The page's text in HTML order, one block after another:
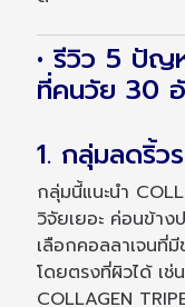
• รีวิว 5 ปัญ
ที่คนวัย 30
1. กลุ่มลดริ้ว
กลุ่มนี้แนะนำ
วิจัยเยอะ ค่อนข้า
เลือกคอลลาเจนที่
โดยตรงที่ผิวได้ เช่
COLLAGEN